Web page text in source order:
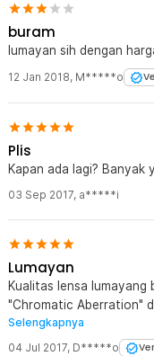
buram
lumayan sih dengan
12 Jan 2018, M*****o
Plis
Kapan ada lagi? Banyak
03 Sep 2017, a*****i
Lumayan
Kualitas lensa
"Chromatic Aberration"
adjustment - di tengah
hasil terbaik, jarak mata
Selengkapnya
04 Jul 2017, D*****o